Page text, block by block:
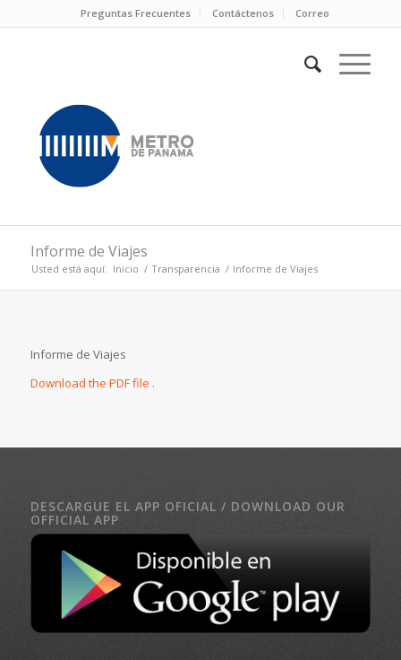
Preguntas Frecuentes Contáctenos Correo
Informe de Viajes
Usted está aquí: Inicio / Transparencia / Informe de Viajes
Informe de Viajes
Download the PDF file .
DESCARGUE EL APP OFICIAL / DOWNLOAD OUR
OFFICIAL APP